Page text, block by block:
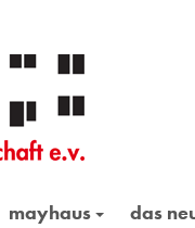
mayhaus das